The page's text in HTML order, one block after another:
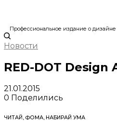
Профессиональное издание о дизайне
Новости
RED-DOT Design
21.01.2015
0 Поделились
ЧИТАЙ, ФОМА, НАБИРАЙ УМА